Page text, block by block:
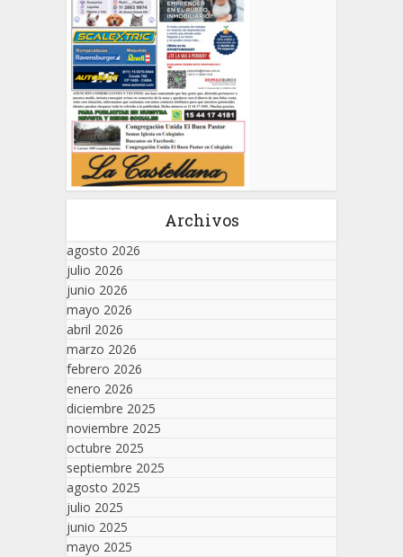
Archivos
agosto 2026
julio 2026
junio 2026
mayo 2026
abril 2026
marzo 2026
febrero 2026
enero 2026
diciembre 2025
noviembre 2025
octubre 2025
septiembre 2025
agosto 2025
julio 2025
junio 2025
mayo 2025